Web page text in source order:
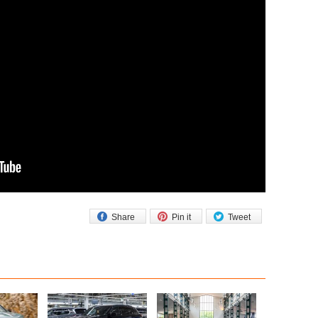
Tweet
Pin it
Share